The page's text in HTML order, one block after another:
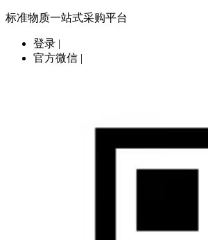
标准物质一站式采购平台
登录 |
官方微信 |